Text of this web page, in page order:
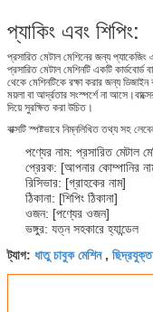
প্যাকিং এবং শিপিং:
প্রসারিত মেটাল মেশিনের জন্য প্যাকেজিং
প্রসারিত মেটাল মেশিনটি একটি
থেকে মেশিনটিকে রক্ষা করার জন্য
ময়লা বা আর্দ্রতার সংস্পর্শে না
দিয়ে সুরক্ষিত করা উচিত।
বাক্সটি স্পষ্টভাবে নিম্নলিখিত তথ্য সহ
পণ্যের নাম: প্রসারিত মেটাল
প্রেরক: [আপনার কোম্পানির
রিসিভার: [গ্রাহকের নাম]
ঠিকানা: [শিপিং ঠিকানা]
ওজন: [পণ্যের ওজন]
ভঙ্গুর: যত্ন সহকারে হ্যান্ডেল
ট্যাগ: ধাতু চাবুক মেশিন,